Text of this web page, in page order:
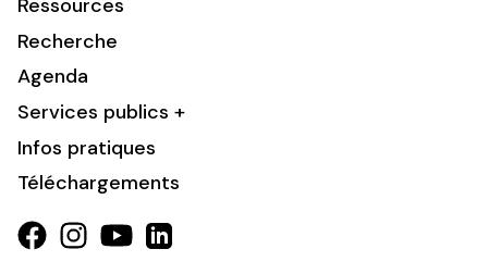
Ressources
Recherche
Agenda
Services publics +
Infos pratiques
Téléchargements